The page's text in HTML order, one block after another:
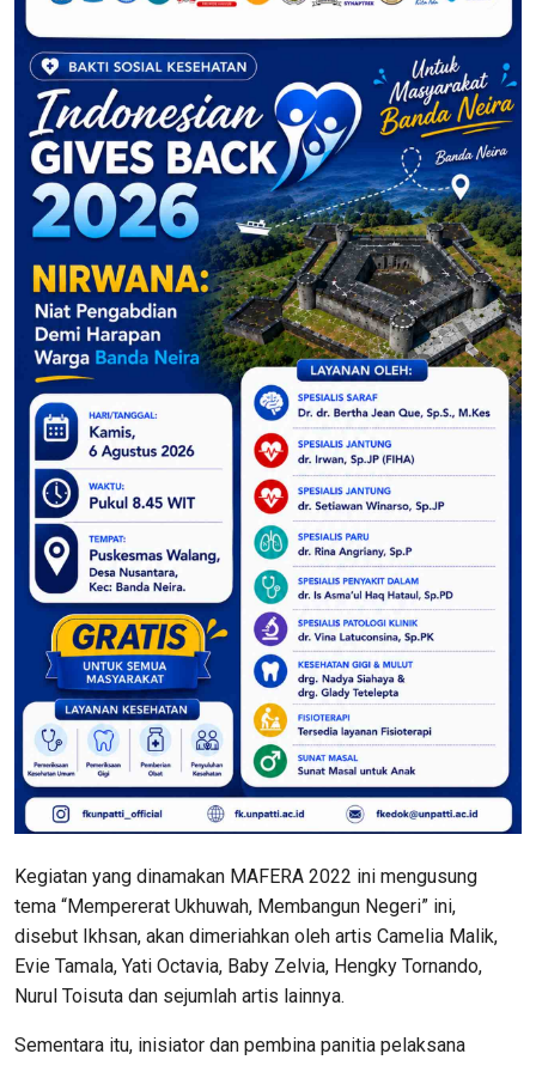
Kegiatan yang dinamakan MAFERA 2022 ini mengusung
tema “Mempererat Ukhuwah, Membangun Negeri” ini,
disebut Ikhsan, akan dimeriahkan oleh artis Camelia Malik,
Evie Tamala, Yati Octavia, Baby Zelvia, Hengky Tornando,
Nurul Toisuta dan sejumlah artis lainnya.
Sementara itu, inisiator dan pembina panitia pelaksana